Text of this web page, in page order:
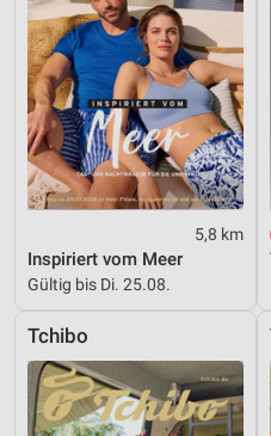
5,8 km
Inspiriert vom Meer
Gültig bis Di. 25.08.
Tchibo
Verwendung reduzierter
Inhalten
IAB-Besonderheiten:
Verwendung genauer
Geräte anhand von aktiv
Informationen identifizieren
Nicht-IAB-Verarbeitungszwecke:
Notwendig
Performance
Funktional
Werbung